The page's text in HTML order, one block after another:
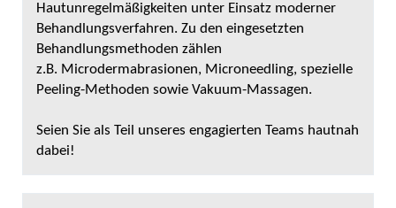
Hautunregelmäßigkeiten unter Einsatz moderner
Behandlungsverfahren. Zu den eingesetzten
Behandlungsmethoden zählen
z.B. Microdermabrasionen, Microneedling, spezielle
Peeling-Methoden sowie Vakuum-Massagen.
Seien Sie als Teil unseres engagierten Teams hautnah
dabei!